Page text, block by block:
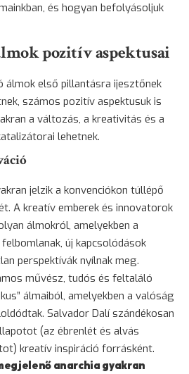
és hogyan befolyásoljuk
pozitív aspektusai
álmok első pillantásra ijesztőnek
számos pozitív aspektusuk is
a változás, a kreativitás és a
lehetnek.
jelzik a konvenciókon túllépő
A kreatív emberek és innovatorok
álmokról, amelyekben a
új kapcsolódások
perspektívák nyílnak meg.
művész, tudós és feltaláló
álmaiból, amelyekben a valóság
Salvador Dalí szándékosan
(az ébrenlét és alvás
kreatív inspiráció forrásként.
anarchia gyakran